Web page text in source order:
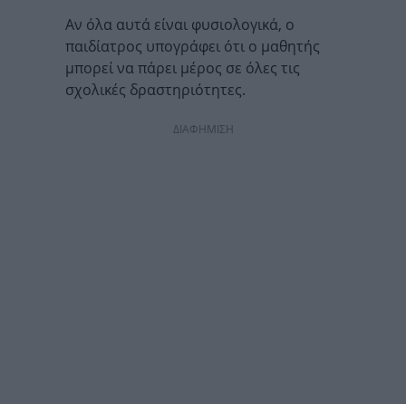
Αν όλα αυτά είναι φυσιολογικά, ο
παιδίατρος υπογράφει ότι ο μαθητής
μπορεί να πάρει μέρος σε όλες τις
σχολικές δραστηριότητες.
ΔΙΑΦΗΜΙΣΗ